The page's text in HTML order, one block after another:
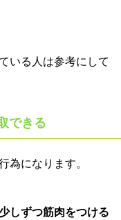
いる人は参考にして
できる
為になります。
しずつ筋肉をつける